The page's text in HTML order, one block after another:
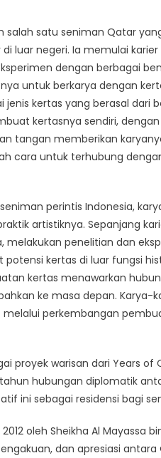
salah satu seniman Qatar
luar negeri. Ia memulai
dengan berbagai
untuk berkarya dengan
kertas yang berasal
kertasnya sendiri,
tangan memberikan
cara untuk terhubung
perintis Indonesia,
artistiknya. Sepanjang
melakukan penelitian dan
kertas di luar fungsi
kertas menawarkan
ke masa depan. Karya-
perkembangan
proyek warisan dari Years
hubungan diplomatik
ini sebagai residensi bagi
oleh Sheikha Al Mayassa
dan apresiasi